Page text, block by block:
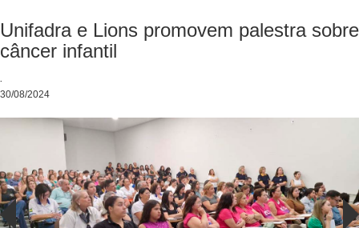
Unifadra e Lions promovem palestra sobre
câncer infantil
30/08/2024